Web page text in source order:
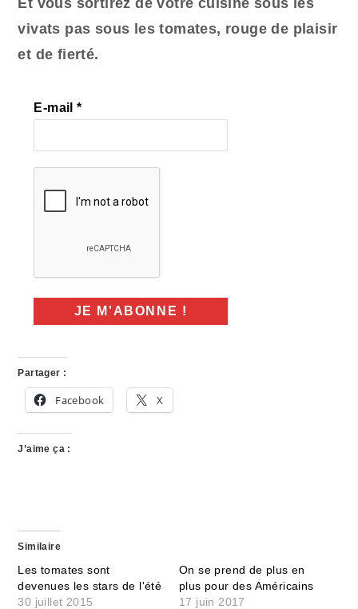
vivats pas sous les tomates, rouge de plaisir
et de fierté.
E-mail*
Partager :
Facebook X
J’aime ça :
Similaire
Les tomates sont
devenues les stars de l'été
30 juillet 2015
On se prend de plus en
plus pour des Américains
17 juin 2017